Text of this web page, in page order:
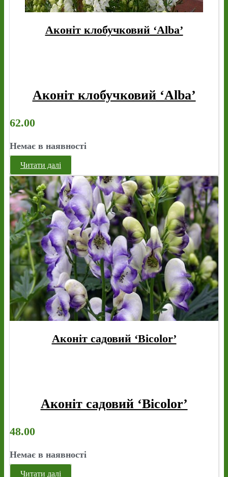
Аконіт клобучковий ‘Alba’
Аконіт клобучковий ‘Alba’
62.00
Немає в наявності
Читати далі
Аконіт садовий ‘Bicolor’
Аконіт садовий ‘Bicolor’
48.00
Немає в наявності
Читати далі